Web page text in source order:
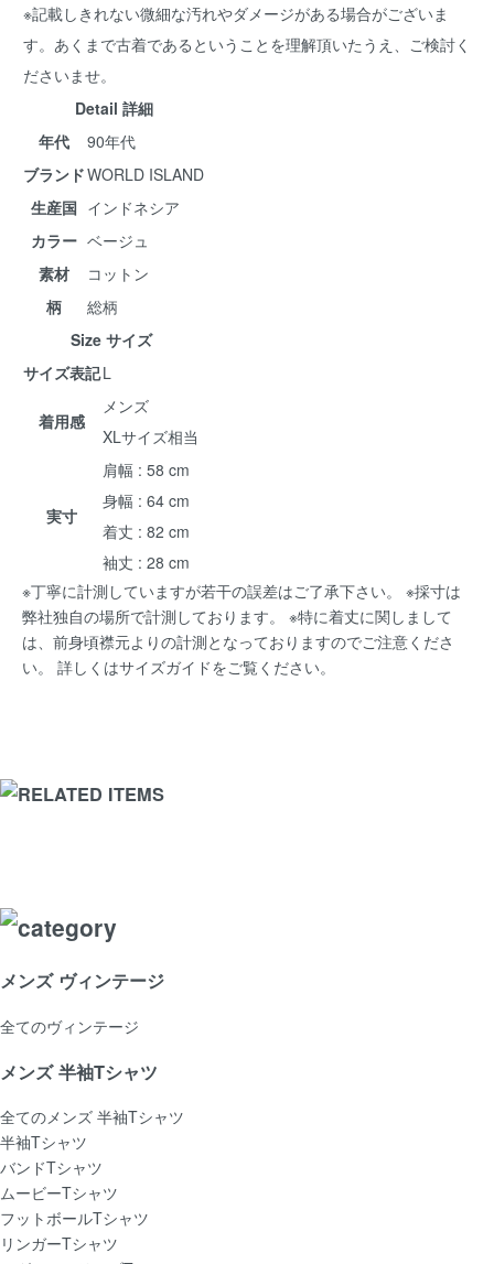
※記載しきれない微細な汚れやダメージがある場合がございま
す。あくまで古着であるということを理解頂いたうえ、ご検討く
ださいませ。
Detail 詳細
年代
90年代
ブランドWORLD ISLAND
生産国 インドネシア
カラー ベージュ
素材
コットン
柄
総柄
Size サイズ
サイズ表記L
着用感
メンズ
XLサイズ相当
実寸
肩幅 : 58 cm
身幅 : 64 cm
着丈 : 82 cm
袖丈 : 28 cm
※丁寧に計測していますが若干の誤差はご了承下さい。 ※採寸は
弊社独自の場所で計測しております。 ※特に着丈に関しまして
は、前身頃襟元よりの計測となっておりますのでご注意くださ
い。 詳しくはサイズガイドをご覧ください。
メンズ ヴィンテージ
全てのヴィンテージ
メンズ 半袖Tシャツ
全てのメンズ 半袖Tシャツ
半袖Tシャツ
バンドTシャツ
ムービーTシャツ
フットボールTシャツ
リンガーTシャツ